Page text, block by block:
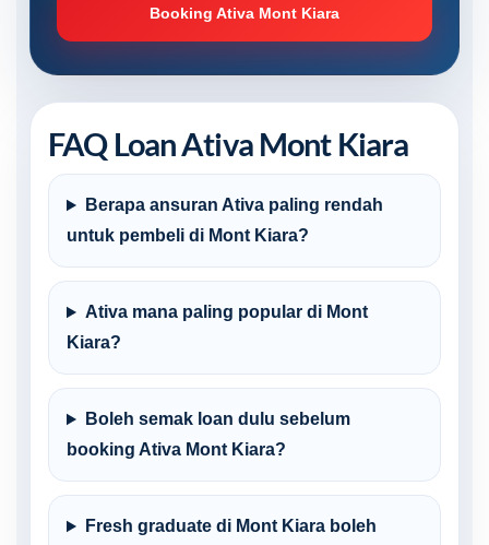
Booking Ativa Mont Kiara
FAQ Loan Ativa Mont Kiara
Berapa ansuran Ativa paling rendah
untuk pembeli di Mont Kiara?
Ativa mana paling popular di Mont
Kiara?
Boleh semak loan dulu sebelum
booking Ativa Mont Kiara?
Fresh graduate di Mont Kiara boleh